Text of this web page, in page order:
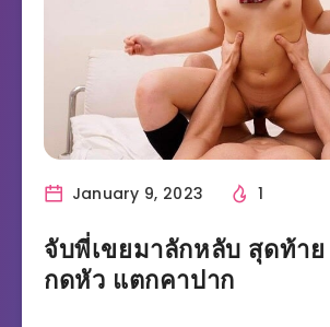
January 9, 2023 1
จับพี่เขยมาลักหลับ สุดท้าย
กดหัว แตกคาปาก